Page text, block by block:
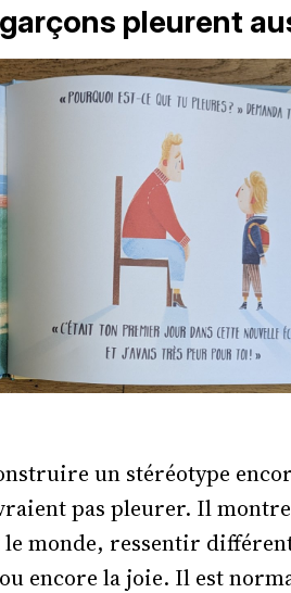
pleurent
un stéréotype
pas pleurer. Il
monde, ressentir
encore la joie. Il est